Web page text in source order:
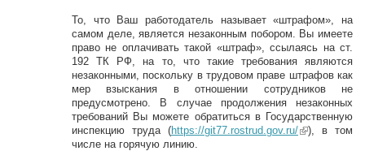
То, что Ваш работодатель называет «штрафом», на
самом деле, является незаконным побором. Вы имеете
право не оплачивать такой «штраф», ссылаясь на ст.
192 ТК РФ, на то, что такие требования являются
незаконными, поскольку в трудовом праве штрафов как
мер взыскания в отношении сотрудников не
предусмотрено. В случае продолжения незаконных
требований Вы можете обратиться в Государственную
инспекцию труда (https://git77.rostrud.gov.ru/(link is
), в том
числе на горячую линию.